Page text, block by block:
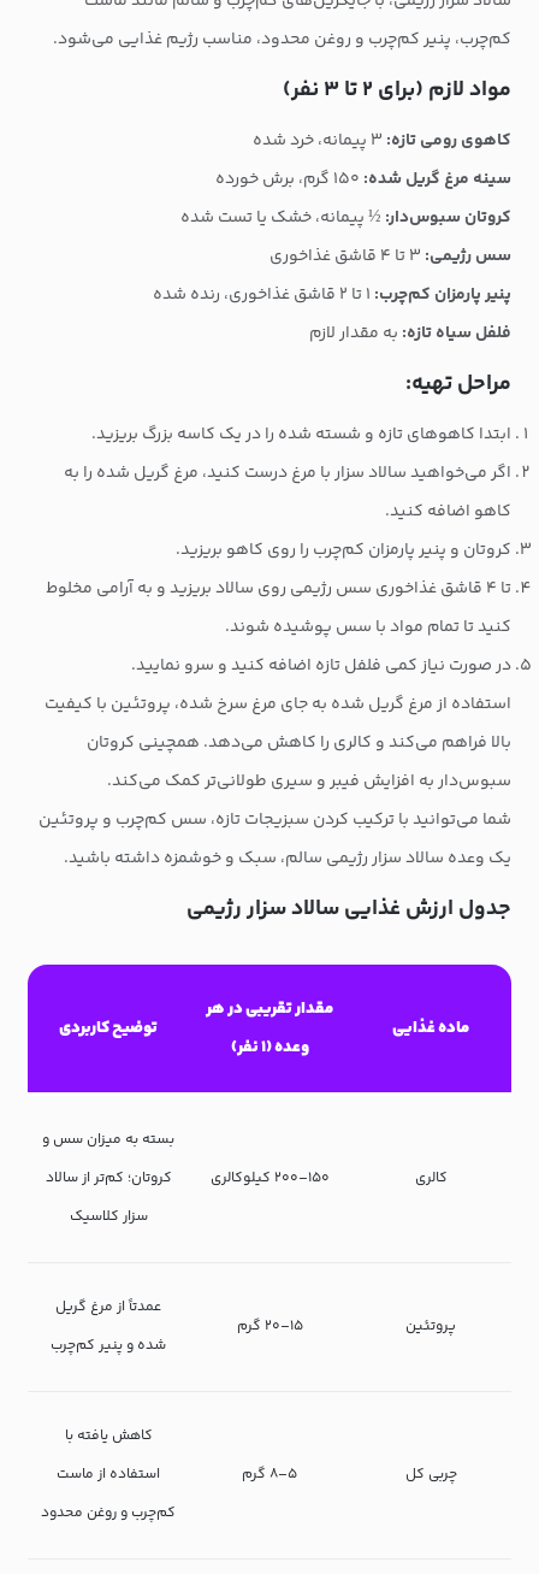
کم‌چرب، پنیر کم‌چرب و روغن محدود، مناسب رژیم غذایی می‌شود.
مواد لازم (برای ۲ تا ۳ نفر)
کاهوی رومی تازه:
سینه مرغ گریل شده:
کروتان سبوس‌دار: ½ پیمانه، خشک یا تست شده
سس رژیمی:
پنیر پارمزان کم‌چرب:
فلفل سیاه تازه: به مقدار لازم
مراحل تهیه:
ابتدا کاهوهای تازه و شسته شده را در یک کاسه بزرگ بریزید.
اگر می‌خواهید سالاد سزار با مرغ درست کنید، مرغ گریل شده را به
کاهو اضافه کنید.
کروتان و پنیر پارمزان کم‌چرب را روی کاهو بریزید.
تا ۴ قاشق غذاخوری سس رژیمی روی سالاد بریزید و به آرامی مخلوط
کنید تا تمام مواد با سس پوشیده شوند.
در صورت نیاز کمی فلفل تازه اضافه کنید و سرو نمایید.
استفاده از مرغ گریل شده به جای مرغ سرخ شده، پروتئین با کیفیت
بالا فراهم می‌کند و کالری را کاهش می‌دهد. همچینی کروتان
سبوس‌دار به افزایش فیبر و سیری طولانی‌تر کمک می‌کند.
شما می‌توانید با ترکیب کردن سبزیجات تازه، سس کم‌چرب و پروتئین
یک وعده سالاد سزار رژیمی سالم، سبک و خوشمزه داشته باشید.
جدول ارزش غذایی سالاد سزار رژیمی
ماده غذایی
مقدار تقریبی در هر
وعده (۱ نفر)
توضیح کاربردی
کالری ۱۵۰–۲۰۰ کیلوکالری
بسته به میزان سس و
کروتان؛ کم‌تر از سالاد
سزار کلاسیک
پروتئین ۱۵–۲۰ گرم
عمدتاً از مرغ گریل
شده و پنیر کم‌چرب
چربی کل ۵–۸ گرم
کاهش یافته با
استفاده از ماست
کم‌چرب و روغن محدود